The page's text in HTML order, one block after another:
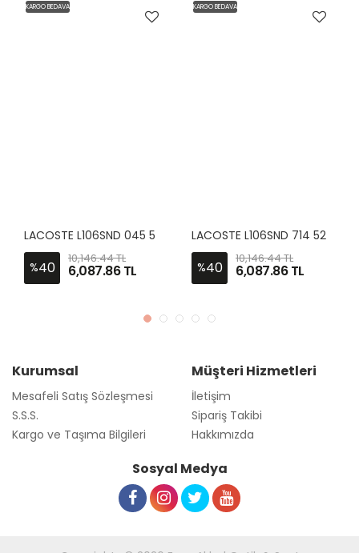
KARGO BEDAVA
%40
10,146.44 TL
6,087.86 TL
KARGO BEDAVA
%40
10,146.44 TL
6,087.86 TL
Kurumsal
Mesafeli Satış Sözleşmesi
S.S.S.
Kargo ve Taşıma Bilgileri
Müşteri Hizmetleri
İletişim
Sipariş Takibi
Hakkımızda
Sosyal Medya